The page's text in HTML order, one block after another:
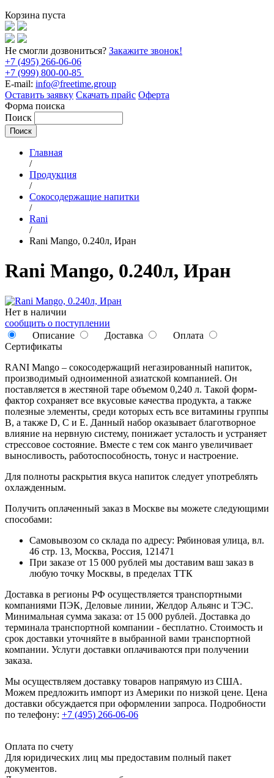
Корзина пуста
Не смогли дозвониться? Закажите звонок!
+7 (495) 266-06-06
+7 (999) 800-00-85
E-mail: info@freetime.group
Оставить заявку Скачать прайс Оферта
Форма поиска
Поиск
Главная
/
Продукция
/
Сокосодержащие напитки
/
Rani
/
Rani Mango, 0.240л, Иран
Rani Mango, 0.240л, Иран
Нет в наличии
сообщить о поступлении
Описание
Доставка
Оплата
Сертификаты
RANI Mango – сокосодержащий негазированный напиток,
производимый одноименной азиатской компанией. Он
поставляется в жестяной таре объемом 0,240 л. Такой форм-
фактор сохраняет все вкусовые качества продукта, а также
полезные элементы, среди которых есть все витамины группы
B, а также D, C и E. Данный набор оказывает благотворное
влияние на нервную систему, понижает усталость и устраняет
стрессовое состояние. Вместе с тем сок манго увеличивает
выносливость, работоспособность, тонус и настроение.
Для полноты раскрытия вкуса напиток следует употреблять
охлажденным.
Получить оплаченный заказ в Москве вы можете следующими
способами:
Самовывозом со склада по адресу: Рябиновая улица, вл.
46 стр. 13, Москва, Россия, 121471
При заказе от 15 000 рублей мы доставим ваш заказ в
любую точку Москвы, в пределах ТТК
Доставка в регионы РФ осуществляется транспортными
компаниями ПЭК, Деловые линии, Желдор Альянс и ТЭС.
Минимальная сумма заказа: от 15 000 рублей. Доставка до
терминала транспортной компании - бесплатно. Стоимость и
срок доставки уточняйте в выбранной вами транспортной
компании. Услуги доставки оплачиваются при получении
заказа.
Мы осуществляем доставку товаров напрямую из США.
Можем предложить импорт из Америки по низкой цене. Цена
доставки обсуждается при оформлении запроса. Подробности
по телефону: +7 (495) 266-06-06
Оплата по счету
Для юридических лиц мы предоставим полный пакет
документов.